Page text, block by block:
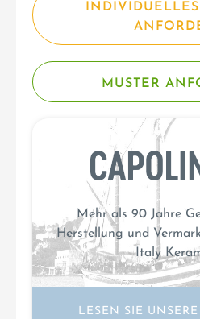
MUSTER
Mehr als 90 Jahre
Herstellung und
Italy
LESEN SIE